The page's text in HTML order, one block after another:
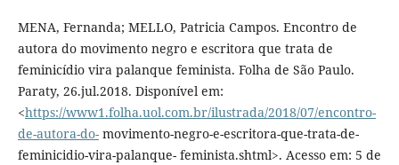
MENA, Fernanda; MELLO, Patricia Campos. Encontro de
autora do movimento negro e escritora que trata de
feminicídio vira palanque feminista. Folha de São Paulo.
Paraty, 26.jul.2018. Disponível em:
<https://www1.folha.uol.com.br/ilustrada/2018/07/encontro-
de-autora-do-movimento-negro-e-escritora-que-trata-de-
feminicidio-vira-palanque- feminista.shtml>. Acesso em: 5 de